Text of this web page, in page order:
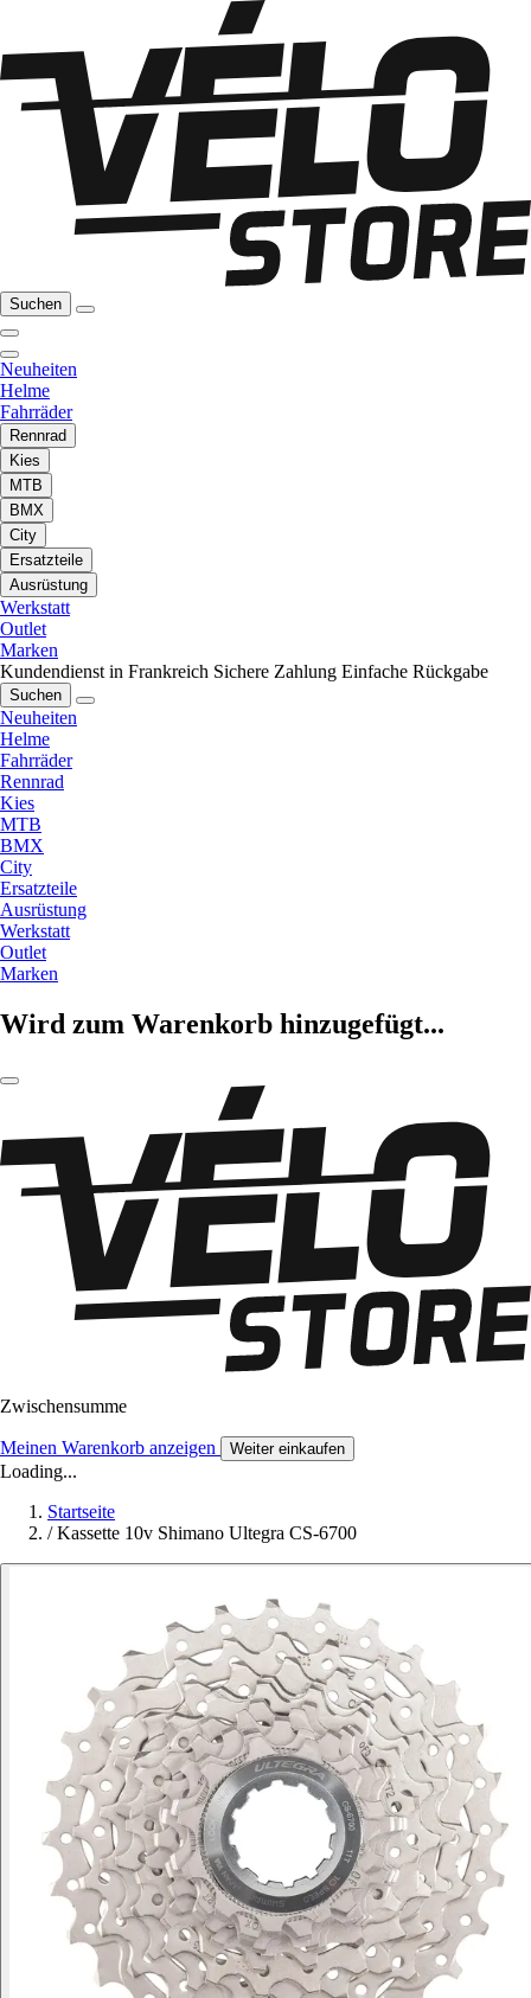
Suchen
Neuheiten
Helme
Fahrräder
Rennrad
Kies
MTB
BMX
City
Ersatzteile
Ausrüstung
Werkstatt
Outlet
Marken
Kundendienst in Frankreich Sichere Zahlung Einfache Rückgabe
Suchen
Neuheiten
Helme
Fahrräder
Rennrad
Kies
MTB
BMX
City
Ersatzteile
Ausrüstung
Werkstatt
Outlet
Marken
Wird zum Warenkorb hinzugefügt...
Zwischensumme
Meinen Warenkorb anzeigen Weiter einkaufen
Loading...
Startseite
/ Kassette 10v Shimano Ultegra CS-6700